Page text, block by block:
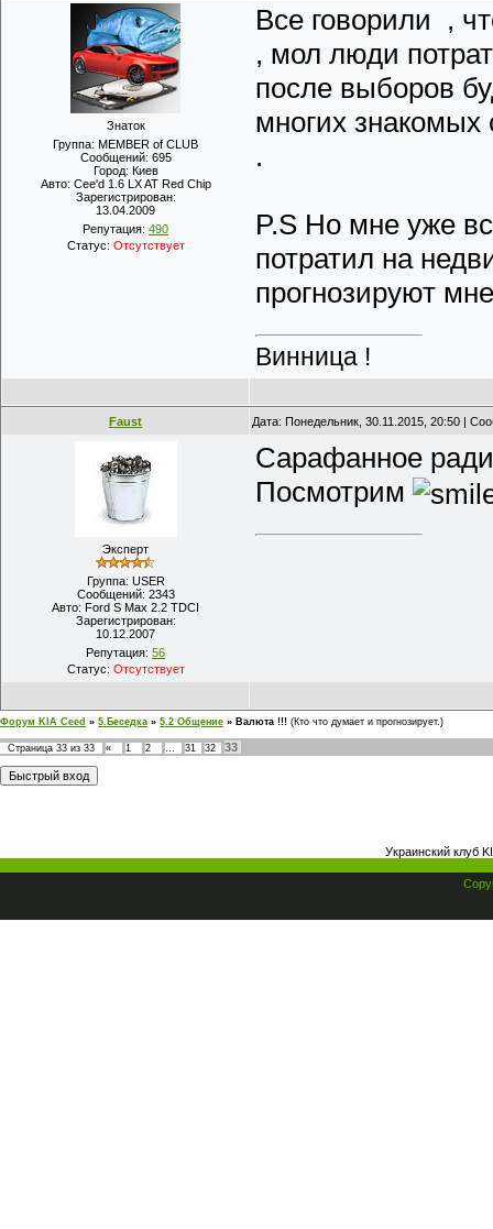
Знаток
Группа: MEMBER of CLUB
Сообщений: 695
Город: Киев
Авто: Cee'd 1.6 LX AT Red Chip
Зарегистрирован:
13.04.2009
Репутация: 490
Статус: Отсутствует
Все говорили ,
, мол люди
после выборов
многих
.
P.S Но мне уже
потратил на
прогнозируют
Винница !
Faust Дата: Понедельник, 30.11.2015, 20:50 |
Эксперт
Группа: USER
Сообщений: 2343
Авто: Ford S Max 2.2 TDCI
Зарегистрирован:
10.12.2007
Репутация: 56
Статус: Отсутствует
Сарафанное
Посмотрим
Форум KIA Ceed » 5.Беседка » 5.2 Общение » Валюта !!! (Кто что думает и прогнозирует.)
Страница 33 из 33 « 1 2 … 31 32 33
Украинский клуб